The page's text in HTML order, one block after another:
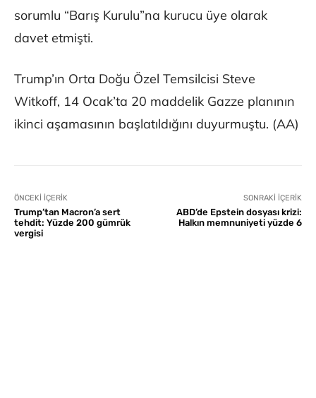
sorumlu “Barış Kurulu”na kurucu üye olarak
davet etmişti.
Trump’ın Orta Doğu Özel Temsilcisi Steve
Witkoff, 14 Ocak’ta 20 maddelik Gazze planının
ikinci aşamasının başlatıldığını duyurmuştu. (AA)
ÖNCEKI İÇERIK
Trump’tan Macron’a sert
tehdit: Yüzde 200 gümrük
vergisi
SONRAKI İÇERIK
ABD’de Epstein dosyası krizi:
Halkın memnuniyeti yüzde 6